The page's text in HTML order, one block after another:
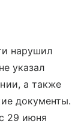
нарушил
указал
а также
документы.
29 июня